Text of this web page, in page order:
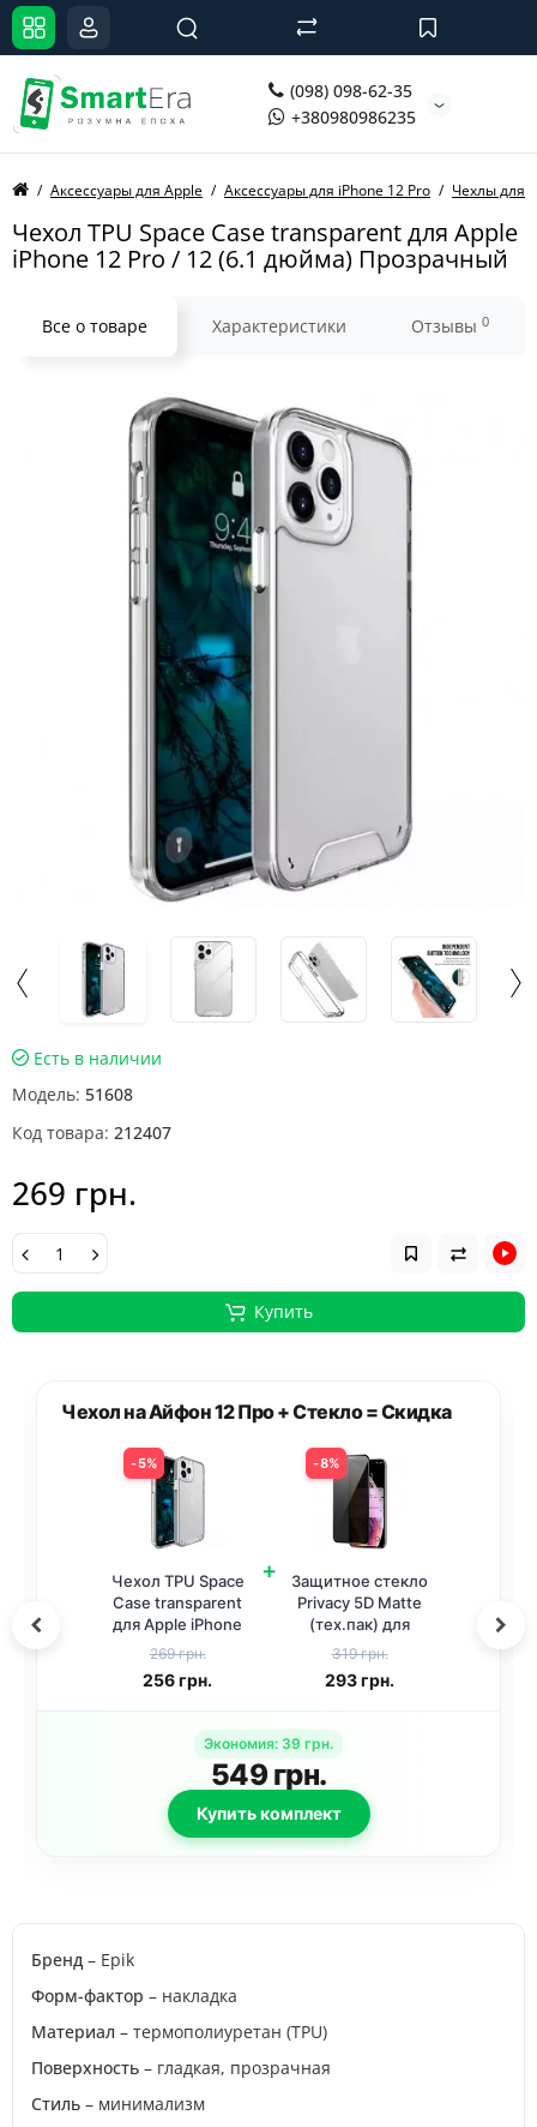
(098) 098-62-35
+380980986235
Аксессуары для Apple Аксессуары для iPhone 12 Pro Чехлы для
Чехол TPU Space Case transparent для Apple
iPhone 12 Pro / 12 (6.1 дюйма) Прозрачный
Все о товаре Характеристики Отзывы 0
Есть в наличии
Модель: 51608
Код товара: 212407
269 грн.
Купить
Чехол на Айфон 12 Про + Стекло = Скидка
5%
Чехол TPU Space
Case transparent
для Apple iPhone
12 Pro / 12 (6.1
дюйма)
Прозрачный
269 грн.
256грн.
+
8%
Защитное стекло
Privacy 5D Matte
(тех.пак) для
Apple iPhone 12
Pro / 12 (6.1
дюйма) Черный
319 грн.
293грн.
Экономия: 39 грн.
549 грн.
Купить комплект
Бренд – Epik
Форм-фактор – накладка
Материал – термополиуретан (TPU)
Поверхность – гладкая, прозрачная
Стиль – минимализм